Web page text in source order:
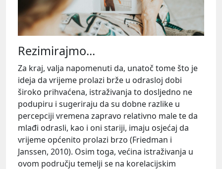
Rezimirajmo...
Za kraj, valja napomenuti da, unatoč tome što je
ideja da vrijeme prolazi brže u odrasloj dobi
široko prihvaćena, istraživanja to dosljedno ne
podupiru i sugeriraju da su dobne razlike u
percepciji vremena zapravo relativno male te da
mlađi odrasli, kao i oni stariji, imaju osjećaj da
vrijeme općenito prolazi brzo (Friedman i
Janssen, 2010). Osim toga, većina istraživanja u
ovom području temelji se na korelacijskim